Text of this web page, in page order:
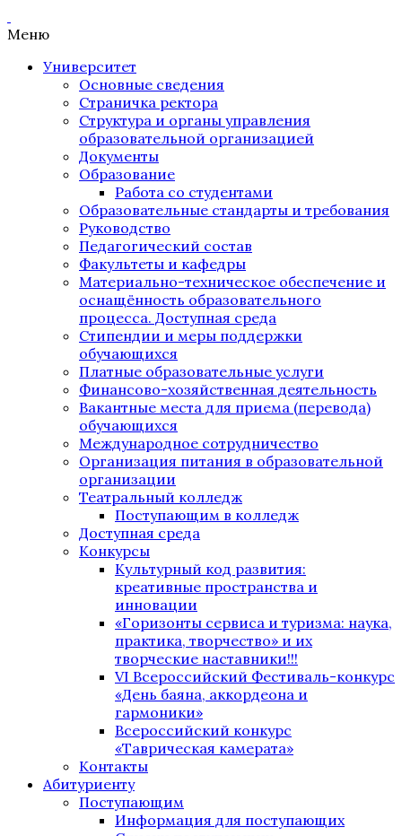
Меню
Университет
Основные сведения
Страничка ректора
Структура и органы управления
образовательной организацией
Документы
Образование
Работа со студентами
Образовательные стандарты и требования
Руководство
Педагогический состав
Факультеты и кафедры
Материально-техническое обеспечение и
оснащённость образовательного
процесса. Доступная среда
Стипендии и меры поддержки
обучающихся
Платные образовательные услуги
Финансово-хозяйственная деятельность
Вакантные места для приема (перевода)
обучающихся
Международное сотрудничество
Организация питания в образовательной
организации
Театральный колледж
Поступающим в колледж
Доступная среда
Конкурсы
Культурный код развития:
креативные пространства и
инновации
«Горизонты сервиса и туризма: наука,
практика, творчество» и их
творческие наставники!!!
VI Всероссийский Фестиваль-конкурс
«День баяна, аккордеона и
гармоники»
Всероссийский конкурс
«Таврическая камерата»
Контакты
Абитуриенту
Поступающим
Информация для поступающих